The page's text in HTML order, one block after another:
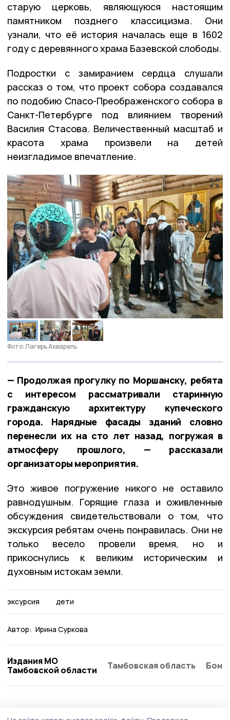
старую церковь, являющуюся настоящим
памятником позднего классицизма. Они
узнали, что её история началась еще в 1602
году с деревянного храма Базевской слободы.
Подростки с замиранием сердца слушали
рассказ о том, что проект собора создавался
по подобию Спасо-Преображенского собора в
Санкт-Петербурге под влиянием творений
Василия Стасова. Величественный масштаб и
красота храма произвели на детей
неизгладимое впечатление.
Фото: Лагерь Акварель
— Продолжая прогулку по Моршанску, ребята
с интересом рассматривали старинную
гражданскую архитектуру купеческого
города. Нарядные фасады зданий словно
перенесли их на сто лет назад, погружая в
атмосферу прошлого, — рассказали
организаторы мероприятия.
Это живое погружение никого не оставило
равнодушным. Горящие глаза и оживленные
обсуждения свидетельствовали о том, что
экскурсия ребятам очень понравилась. Они не
только весело провели время, но и
прикоснулись к великим историческим и
духовным истокам земли.
эксурсия дети
Автор: Ирина Суркова
Издания МО
Тамбовской области
Тамбовская область